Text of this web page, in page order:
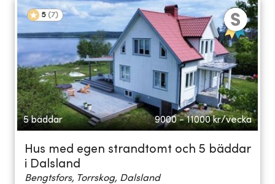
5 (7)
5 bäddar 9000 - 11000 kr/vecka
Hus med egen strandtomt och 5 bäddar
i Dalsland
Bengtsfors, Torrskog, Dalsland